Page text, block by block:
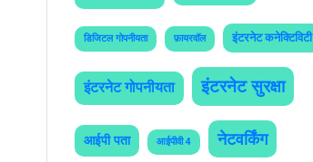
डिजिटल गोपनीयता फ़ायरवॉल इंटरनेट कनेक्टिविटी
इंटरनेट गोपनीयता इंटरनेट सुरक्षा
आईपी पता आईपीवी 4 नेटवर्किंग